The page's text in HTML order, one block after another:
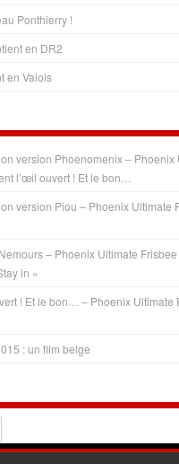
Ponthierry !
en DR2
en Valois
version Phoenomenix – Phoenix
l’œil ouvert ! Et le bon…
version Piou – Phoenix Ultimate
– Phoenix Ultimate
in »
! Et le bon… – Phoenix Ultimate
: un film belge